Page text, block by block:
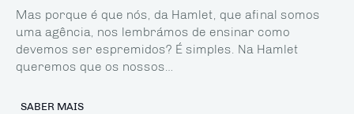
Mas porque é que nós, da Hamlet, que afinal somos
uma agência, nos lembrámos de ensinar como
devemos ser espremidos? É simples. Na Hamlet
queremos que os nossos…
SABER MAIS